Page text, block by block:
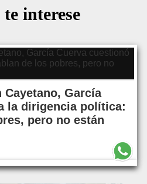
interese
Cayetano, García
la dirigencia política:
pero no están